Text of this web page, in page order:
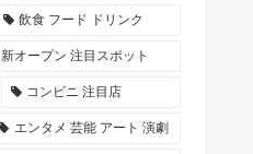
飲食 フード ドリンク
新オープン 注目スポット
コンビニ 注目店
エンタメ 芸能 アート 演劇